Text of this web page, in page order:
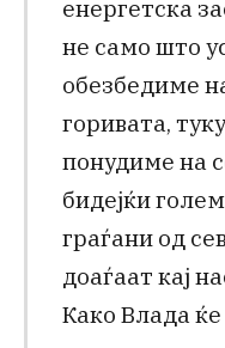
енергетска
не само што
обезбедиме
горивата,
понудиме на
бидејќи
граѓани од
доаѓаат кај
Како Влада